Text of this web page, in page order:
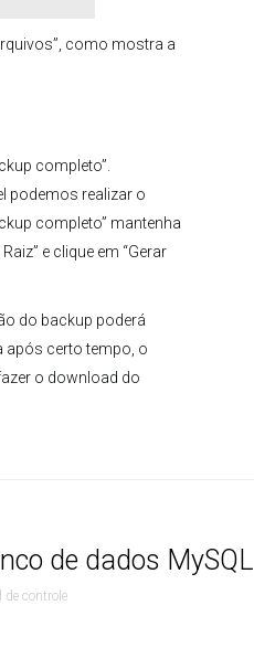
como mostra a
completo”.
podemos realizar o
completo” mantenha
e clique em “Gerar
do backup poderá
após certo tempo, o
o download do
de dados MySQL
de controle